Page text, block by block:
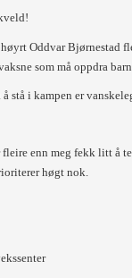
Oddvar Bjørnestad
som må oppdra
stå i kampen er
fleire enn meg fekk litt å
høgt nok.